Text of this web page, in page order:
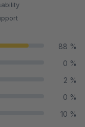
88 %
0 %
2 %
0 %
10 %